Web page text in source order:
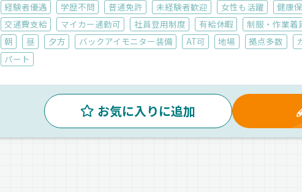
経験者優遇 学歴不問 普通免許 未経験者歓迎 女性も活躍 健康
交通費支給
マイカー通勤可 社員登用制度 有給休暇 制服・作業着
朝
昼 夕方 バックアイモニター装備 AT可 地場 拠点多数
パート
お気に入りに追加